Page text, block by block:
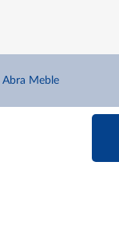
Abra Meble